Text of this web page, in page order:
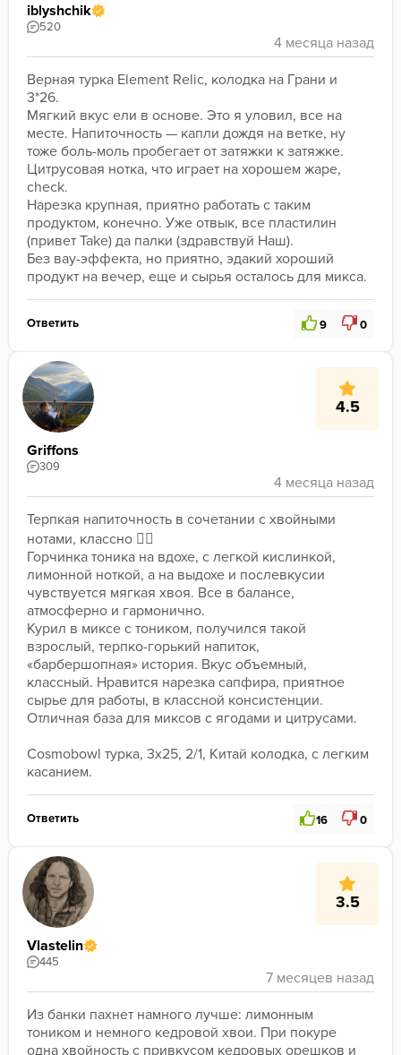
iblyshchik
520
Верная турка Element Relic, колодка на Грани и
3*26.
Мягкий вкус ели в основе. Это я уловил, все на
месте. Напиточность — капли дождя на ветке, ну
тоже боль-моль пробегает от затяжки к затяжке.
Цитрусовая нотка, что играет на хорошем жаре,
check.
Нарезка крупная, приятно работать с таким
продуктом, конечно. Уже отвык, все пластилин
(привет Take) да палки (здравствуй Наш).
Без вау-эффекта, но приятно, эдакий хороший
Ответить 9 0
4.5
Griffons
309
Терпкая напиточность в сочетании с хвойными
нотами, классно 👍🏻
Горчинка тоника на вдохе, с легкой кислинкой,
лимонной ноткой, а на выдохе и послевкусии
чувствуется мягкая хвоя. Все в балансе,
атмосферно и гармонично.
Курил в миксе с тоником, получился такой
взрослый, терпко-горький напиток,
«барбершопная» история. Вкус объемный,
классный. Нравится нарезка сапфира, приятное
сырье для работы, в классной консистенции.
Отличная база для миксов с ягодами и цитрусами.
Cosmobowl турка, 3х25, 2/1, Китай колодка, с легким
касанием.
Ответить 16 0
3.5
Vlastelin
445
Из банки пахнет намного лучше: лимонным
тоником и немного кедровой хвои. При покуре
одна хвойность с привкусом кедровых орешков и